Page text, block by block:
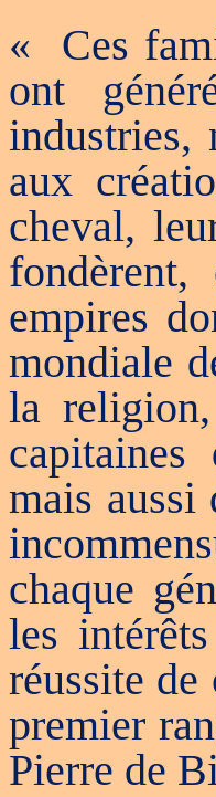
« Ces
ont
industries,
aux
cheval,
empires
mondiale
la
capitaines
mais aussi
chaque
les
réussite
premier
Pierre de